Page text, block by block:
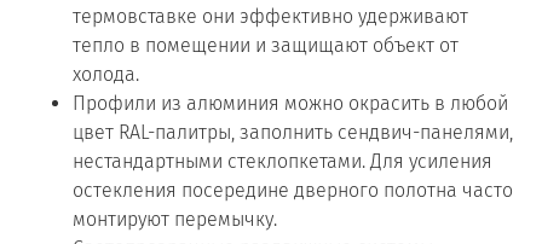
термовставке они эффективно удерживают
тепло в помещении и защищают объект от
холода.
Профили из алюминия можно окрасить в любой
цвет RAL-палитры, заполнить сендвич-панелями,
нестандартными стеклопкетами. Для усиления
остекления посередине дверного полотна часто
монтируют перемычку.